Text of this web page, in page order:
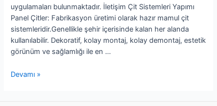
uygulamaları bulunmaktadır. İletişim Çit Sistemleri Yapımı
Panel Çitler: Fabrikasyon üretimi olarak hazır mamul çit
sistemleridir.Genellikle şehir içerisinde kalan her alanda
kullanılabilir. Dekoratif, kolay montaj, kolay demontaj, estetik
görünüm ve sağlamlığı ile en …
Devamı »